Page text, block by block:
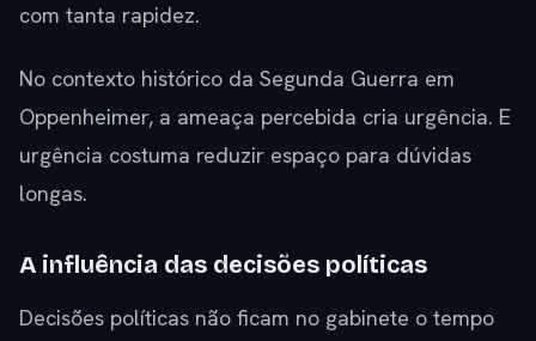
com tanta rapidez.
No contexto histórico da Segunda Guerra em
Oppenheimer, a ameaça percebida cria urgência. E
urgência costuma reduzir espaço para dúvidas
longas.
A influência das decisões políticas
Decisões políticas não ficam no gabinete o tempo